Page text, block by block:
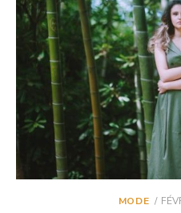
MODE